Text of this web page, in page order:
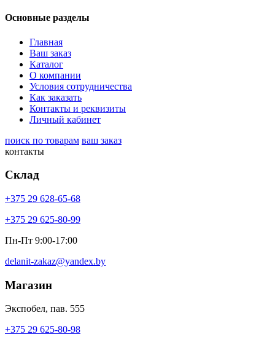
Основные разделы
Главная
Ваш заказ
Каталог
О компании
Условия сотрудничества
Как заказать
Контакты и реквизиты
Личный кабинет
поиск по товарам ваш заказ
контакты
Склад
+375 29 628-65-68
+375 29 625-80-99
Пн-Пт 9:00-17:00
delanit-zakaz@yandex.by
Магазин
Экспобел, пав. 555
+375 29 625-80-98